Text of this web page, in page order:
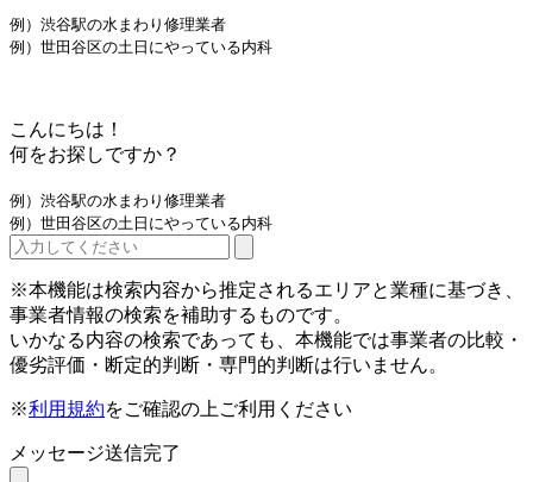
例）渋谷駅の水まわり修理業者
例）世田谷区の土日にやっている内科
こんにちは！
何をお探しですか？
例）渋谷駅の水まわり修理業者
例）世田谷区の土日にやっている内科
※本機能は検索内容から推定されるエリアと業種に基づき、
事業者情報の検索を補助するものです。
いかなる内容の検索であっても、本機能では事業者の比較・
優劣評価・断定的判断・専門的判断は行いません。
※利用規約をご確認の上ご利用ください
メッセージ送信完了